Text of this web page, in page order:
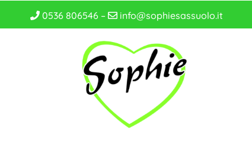
0536 806546 – info@sophiesassuolo.it